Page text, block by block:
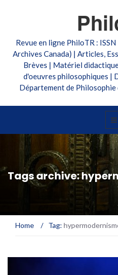
Revue en ligne PhiloTR :
Archives Canada) | Articles,
Brèves | Matériel
d'oeuvres philosophiques |
Département de
Tags archive:
Home / Tag: